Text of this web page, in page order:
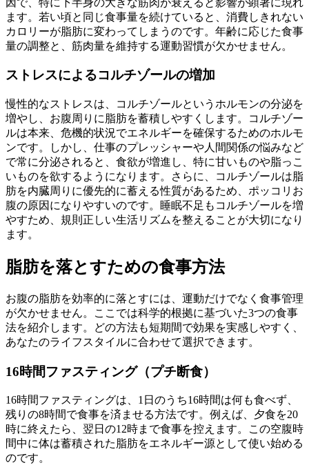
ます。若い頃と同じ食事量を続けていると、消費しきれない
カロリーが脂肪に変わってしまうのです。年齢に応じた食事
量の調整と、筋肉量を維持する運動習慣が欠かせません。
ストレスによるコルチゾールの増加
慢性的なストレスは、
コルチゾールというホルモンの分泌を
増やし、お腹周りに脂肪を蓄積しやすくします。コルチゾー
ルは本来、危機的状況でエネルギーを確保するためのホルモ
ンです。しかし、仕事のプレッシャーや人間関係の悩みなど
で常に分泌されると、食欲が増進し、特に甘いものや脂っこ
いものを欲するようになります。さらに、
コルチゾールは脂
肪を内臓周りに優先的に蓄える性質があるため、ポッコリお
腹の原因になりやすいのです。睡眠不足もコルチゾールを増
やすため、規則正しい生活リズムを整えることが大切になり
ます。
脂肪を落とすための食事方法
お腹の脂肪を効率的に落とすには、運動だけでなく 食事管理
が欠かせません。ここでは科学的根拠に基づいた3つの食事
法を紹介します。どの方法も短期間で効果を実感しやすく、
あなたのライフスタイルに合わせて選択できます。
16時間ファスティング（プチ断食）
16時間ファスティングは、 1日のうち16時間は何も食べず、
残りの8時間で食事を済ませる方法です。例えば、夕食を20
時に終えたら、翌日の12時まで食事を控えます。この空腹時
間中に体は蓄積された脂肪をエネルギー源として使い始める
のです。